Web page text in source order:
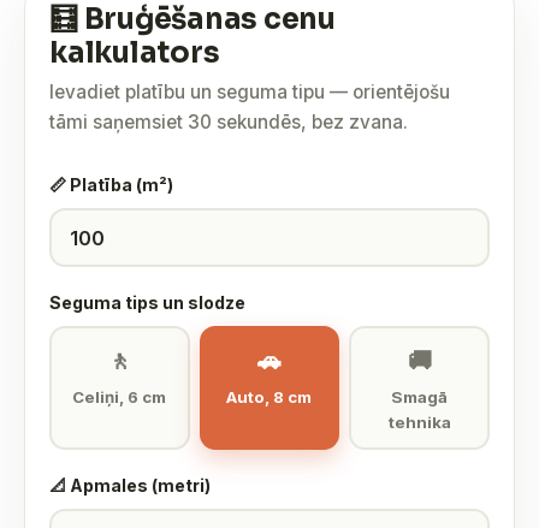
🧮 Bruģēšanas cenu
kalkulators
Ievadiet platību un seguma tipu — orientējošu
tāmi saņemsiet 30 sekundēs, bez zvana.
📏 Platība (m²)
Seguma tips un slodze
🚶
Celiņi, 6 cm
🚗
Auto, 8 cm
🚚
Smagā
tehnika
📐 Apmales (metri)